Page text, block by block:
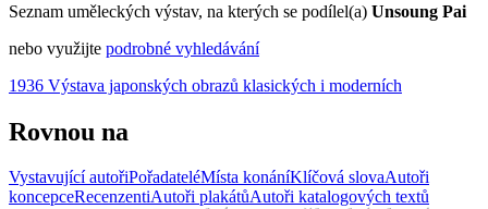
Seznam uměleckých výstav, na kterých se podílel(a) Unsoung Pai
nebo využijte podrobné vyhledávání
1936 Výstava japonských obrazů klasických i moderních
Rovnou na
Vystavující autořiPořadateléMísta konáníKlíčová slovaAutoři
koncepceRecenzentiAutoři plakátůAutoři katalogových textů